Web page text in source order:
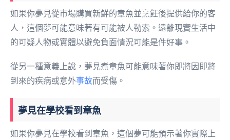
如果你夢見從市場購買新鮮的章魚並烹飪後提供給你的客
人，這個夢可能意味著有可能被人勒索。遠離現實生活中
的可疑人物或實體以避免負面情況可能是件好事。
從另一種意義上說，夢見煮章魚可能意味著你即將因即將
到來的疾病或意外事故而受傷。
夢見在學校看到章魚
如果你夢見在學校看到章魚，這個夢可能預示著你實際上